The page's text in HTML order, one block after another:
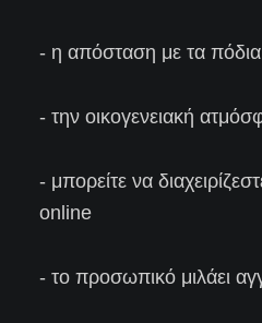
- η απόσταση με τα
- την οικογενειακή
- μπορείτε να
online
- το προσωπικό μιλάει